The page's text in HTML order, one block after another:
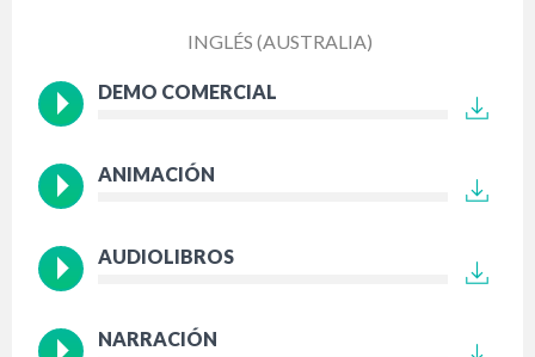
INGLÉS (AUSTRALIA)
DEMO COMERCIAL
ANIMACIÓN
AUDIOLIBROS
NARRACIÓN